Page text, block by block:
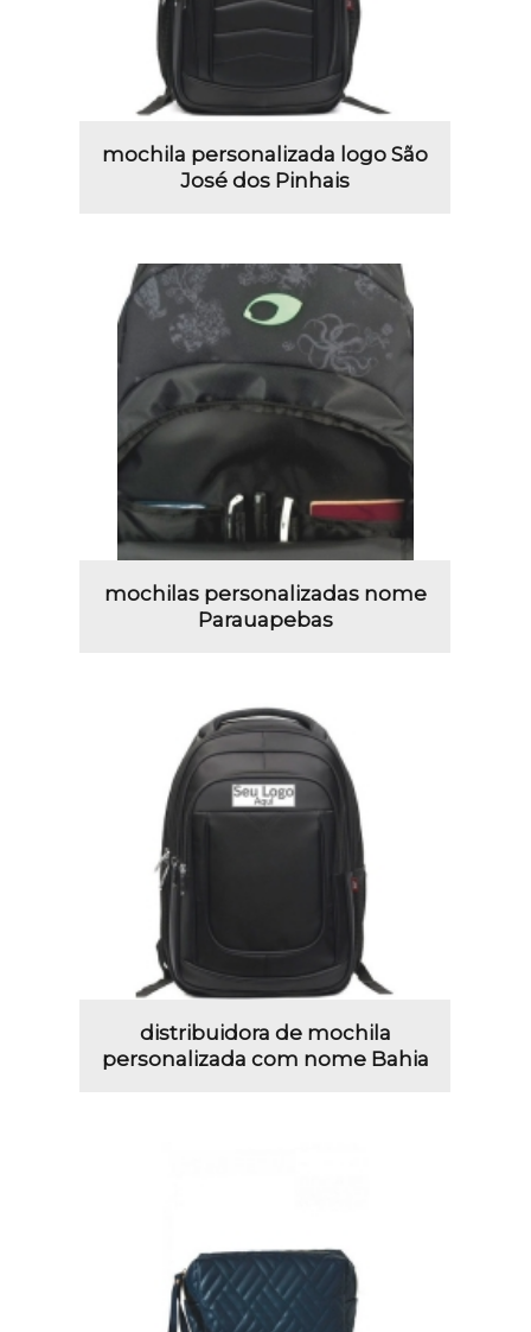
mochila personalizada logo São
José dos Pinhais
mochilas personalizadas nome
Parauapebas
distribuidora de mochila
personalizada com nome Bahia